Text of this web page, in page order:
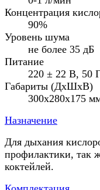
Концентрация
90%
Уровень шума
не более 35 дБ
Питание
220 ± 22 В, 50
Габариты (ДхШхВ)
300x280x175
Назначение
Для дыхания
профилактики, так
коктейлей.